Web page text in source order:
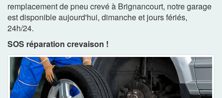
remplacement de pneu crevé à Brignancourt, notre garage
est disponible aujourd'hui, dimanche et jours fériés,
24h/24.
SOS réparation crevaison !